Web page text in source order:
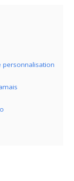
personnalisation